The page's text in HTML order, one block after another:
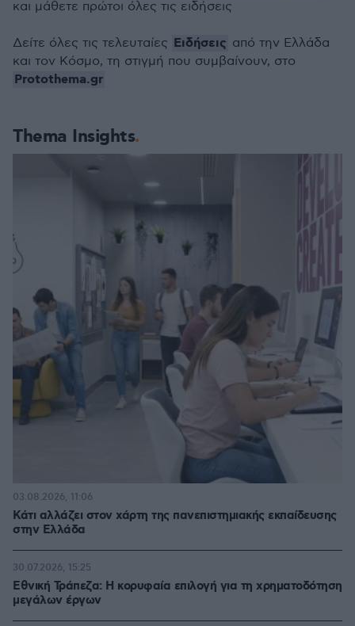
Thema Insights
Κάτι αλλάζει στον χάρτη της πανεπιστημιακής εκπαίδευσης
στην Ελλάδα
03.08.2026, 11:06
Εθνική Τράπεζα: Η κορυφαία επιλογή για τη χρηματοδότηση
μεγάλων έργων
30.07.2026, 15:25
και μάθετε πρώτοι όλες τις ειδήσεις
Δείτε όλες τις τελευταίες Ειδήσεις από την Ελλάδα
και τον Κόσμο, τη στιγμή που συμβαίνουν, στο
Protothema.gr